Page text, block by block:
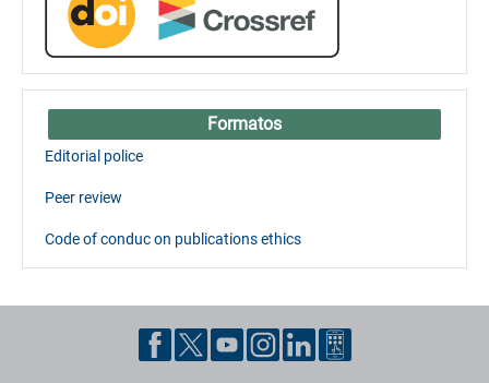
Formatos
Editorial police
Peer review
Code of conduc on publications ethics